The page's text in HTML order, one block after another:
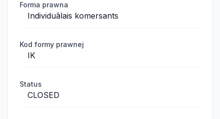
Forma prawna
Individuālais komersants
Kod formy prawnej
IK
Status
CLOSED